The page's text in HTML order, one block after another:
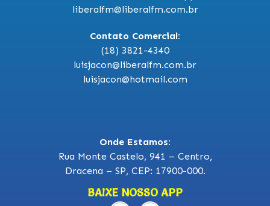
liberalfm@liberalfm.com.br
Contato Comercial:
(18) 3821-4340
luisjacon@liberalfm.com.br
luisjacon@hotmail.com
Onde Estamos:
Rua Monte Castelo, 941 – Centro,
Dracena – SP, CEP: 17900-000.
BAIXE NOSSO APP